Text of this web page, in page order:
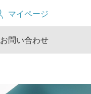
マイページ
お問い合わせ